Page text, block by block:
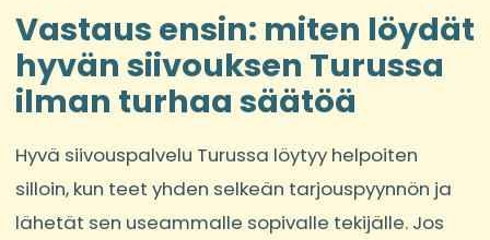
Vastaus ensin: miten löydät
hyvän siivouksen Turussa
ilman turhaa säätöä
Hyvä siivouspalvelu Turussa löytyy helpoiten
silloin, kun teet yhden selkeän tarjouspyynnön ja
lähetät sen useammalle sopivalle tekijälle. Jos